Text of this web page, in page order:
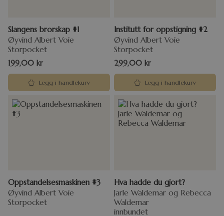
Slangens brorskap #1
Øyvind Albert Voie
Storpocket
199,00 kr
Legg i handlekurv
Institutt for oppstigning #2
Øyvind Albert Voie
Storpocket
299,00 kr
Legg i handlekurv
Oppstandelsesmaskinen #3
Øyvind Albert Voie
Storpocket
Hva hadde du gjort?
Jarle Waldemar og Rebecca
Waldemar
innbundet